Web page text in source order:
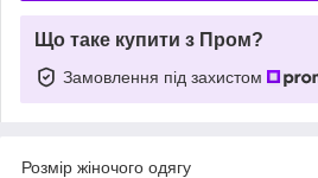
Що таке купити з Пром?
Замовлення під захистом
Розмір жіночого одягу